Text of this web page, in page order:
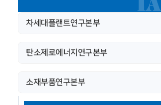
차세대플랜트연구본부
탄소제로에너지연구본부
소재부품연구본부